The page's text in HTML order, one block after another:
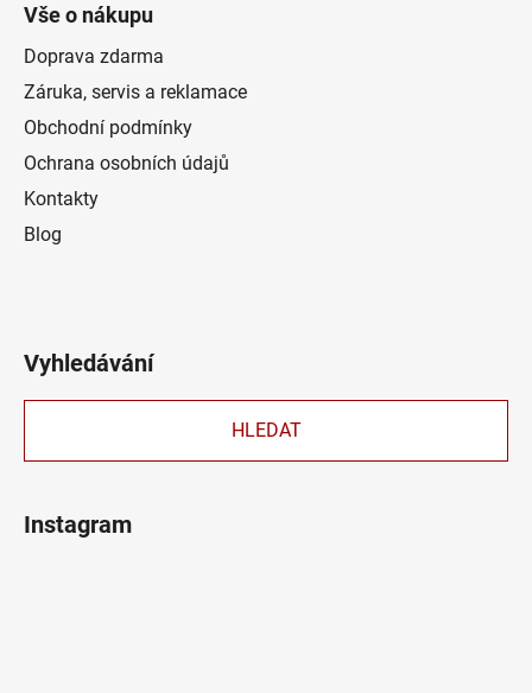
Vše o nákupu
Doprava zdarma
Záruka, servis a reklamace
Obchodní podmínky
Ochrana osobních údajů
Kontakty
Blog
Vyhledávání
HLEDAT
Instagram